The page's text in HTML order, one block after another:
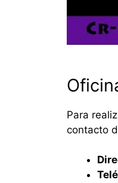
Para
contacto